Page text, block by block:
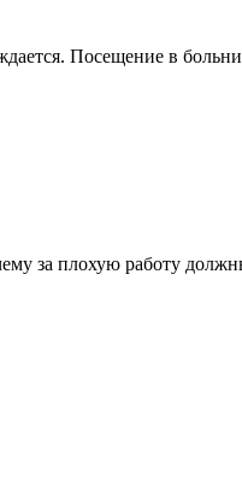
Посещение в
за плохую работу